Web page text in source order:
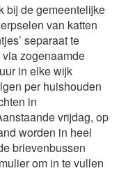
bij de gemeentelijke
van katten
separaat te
zogenaamde
in elke wijk
per huishouden
in
vrijdag, op
worden in heel
brievenbussen
om in te vullen